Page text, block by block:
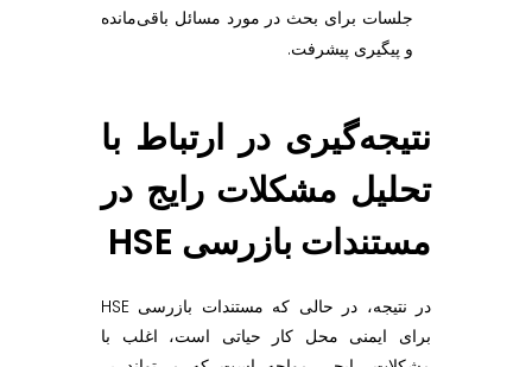
جلسات برای بحث در مورد مسائل باقی‌مانده
و پیگیری پیشرفت.
نتیجه‌گیری در ارتباط با
تحلیل مشکلات رایج در
مستندات بازرسی HSE
در نتیجه، در حالی که مستندات بازرسی HSE
برای ایمنی محل کار حیاتی است، اغلب با